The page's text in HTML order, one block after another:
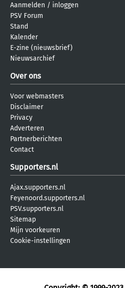
Aanmelden / inloggen
PSV Forum
Stand
Kalender
E-zine (nieuwsbrief)
Nieuwsarchief
Over ons
Voor webmasters
Disclaimer
Privacy
Adverteren
Partnerberichten
Contact
Supporters.nl
Ajax.supporters.nl
Feyenoord.supporters.nl
PSV.supporters.nl
Sitemap
Mijn voorkeuren
Cookie-instellingen